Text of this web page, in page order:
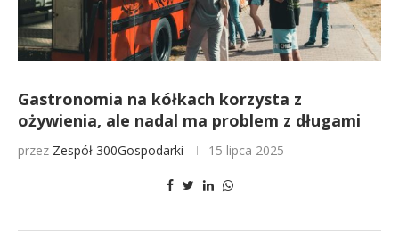
Gastronomia na kółkach korzysta z
ożywienia, ale nadal ma problem z długami
przez Zespół 300Gospodarki 15 lipca 2025